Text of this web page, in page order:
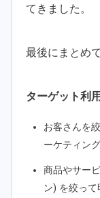
てきました。
最後にまとめで
ターゲット利
お客さんを
ーケティン
商品やサー
ン) を絞って